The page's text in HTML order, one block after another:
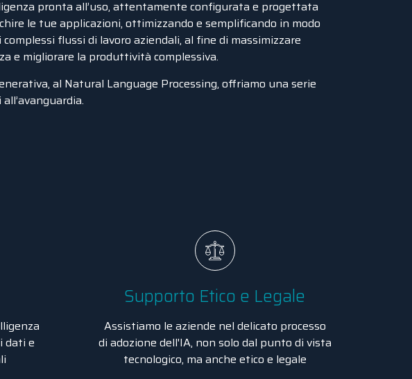
pronta all’uso, attentamente configurata e progettata
le tue applicazioni, ottimizzando e semplificando in modo
complessi flussi di lavoro aziendali, al fine di massimizzare
e migliorare la produttività complessiva.
al Natural Language Processing, offriamo una serie
dati e
Supporto Etico e Legale
Assistiamo le aziende nel delicato processo
di adozione dell'IA, non solo dal punto di vista
tecnologico, ma anche etico e legale